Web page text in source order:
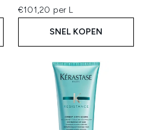
€101,20 per L
SNEL KOPEN